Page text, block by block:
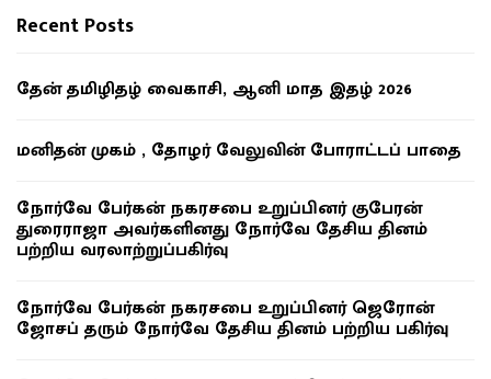
Recent Posts
தேன் தமிழிதழ் வைகாசி, ஆனி மாத இதழ் 2026
மனிதன் முகம் , தோழர் வேலுவின் போராட்டப் பாதை
நோர்வே பேர்கன் நகரசபை உறுப்பினர் குபேரன்
துரைராஜா அவர்களினது நோர்வே தேசிய தினம்
பற்றிய வரலாற்றுப்பகிர்வு
நோர்வே பேர்கன் நகரசபை உறுப்பினர் ஜெரோன்
ஜோசப் தரும் நோர்வே தேசிய தினம் பற்றிய பகிர்வு